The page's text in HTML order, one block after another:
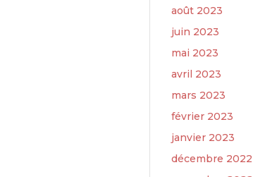
août 2023
juin 2023
mai 2023
avril 2023
mars 2023
février 2023
janvier 2023
décembre 2022